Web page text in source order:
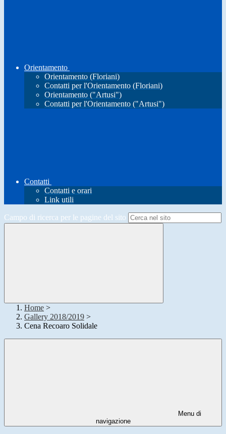
Orientamento
Orientamento (Floriani)
Contatti per l'Orientamento (Floriani)
Orientamento ("Artusi")
Contatti per l'Orientamento ("Artusi")
Contatti
Contatti e orari
Link utili
Campo di ricerca per le pagine del sito
Home >
Gallery 2018/2019 >
Cena Recoaro Solidale
Menu di
navigazione